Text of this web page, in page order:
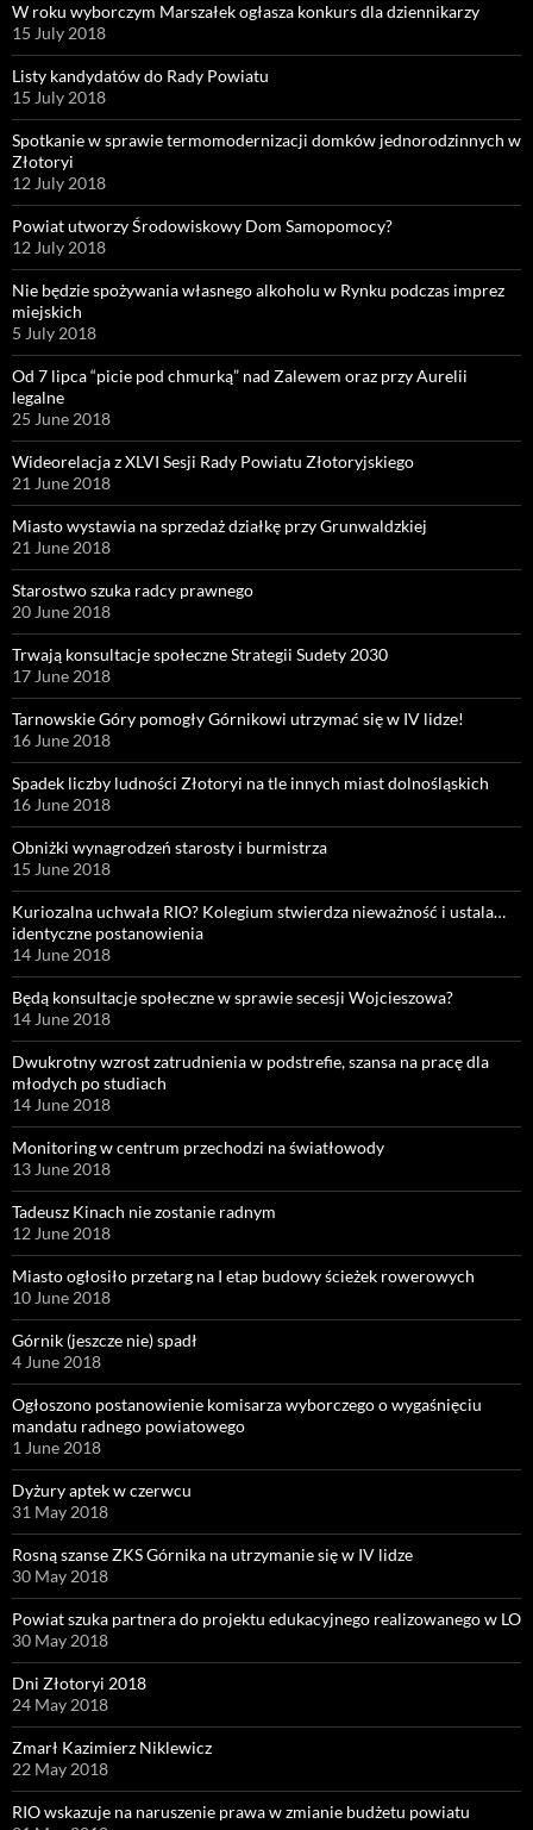
W roku wyborczym Marszałek ogłasza konkurs dla dziennikarzy
15 July 2018
Listy kandydatów do Rady Powiatu
15 July 2018
Spotkanie w sprawie termomodernizacji domków jednorodzinnych w
Złotoryi
12 July 2018
Powiat utworzy Środowiskowy Dom Samopomocy?
12 July 2018
Nie będzie spożywania własnego alkoholu w Rynku podczas imprez
miejskich
5 July 2018
Od 7 lipca “picie pod chmurką” nad Zalewem oraz przy Aurelii
legalne
25 June 2018
Wideorelacja z XLVI Sesji Rady Powiatu Złotoryjskiego
21 June 2018
Miasto wystawia na sprzedaż działkę przy Grunwaldzkiej
21 June 2018
Starostwo szuka radcy prawnego
20 June 2018
Trwają konsultacje społeczne Strategii Sudety 2030
17 June 2018
Tarnowskie Góry pomogły Górnikowi utrzymać się w IV lidze!
16 June 2018
Spadek liczby ludności Złotoryi na tle innych miast dolnośląskich
16 June 2018
Obniżki wynagrodzeń starosty i burmistrza
15 June 2018
Kuriozalna uchwała RIO? Kolegium stwierdza nieważność i ustala…
identyczne postanowienia
14 June 2018
Będą konsultacje społeczne w sprawie secesji Wojcieszowa?
14 June 2018
Dwukrotny wzrost zatrudnienia w podstrefie, szansa na pracę dla
młodych po studiach
14 June 2018
Monitoring w centrum przechodzi na światłowody
13 June 2018
Tadeusz Kinach nie zostanie radnym
12 June 2018
Miasto ogłosiło przetarg na I etap budowy ścieżek rowerowych
10 June 2018
Górnik (jeszcze nie) spadł
4 June 2018
Ogłoszono postanowienie komisarza wyborczego o wygaśnięciu
mandatu radnego powiatowego
1 June 2018
Dyżury aptek w czerwcu
31 May 2018
Rosną szanse ZKS Górnika na utrzymanie się w IV lidze
30 May 2018
Powiat szuka partnera do projektu edukacyjnego realizowanego w LO
30 May 2018
Dni Złotoryi 2018
24 May 2018
Zmarł Kazimierz Niklewicz
22 May 2018
RIO wskazuje na naruszenie prawa w zmianie budżetu powiatu